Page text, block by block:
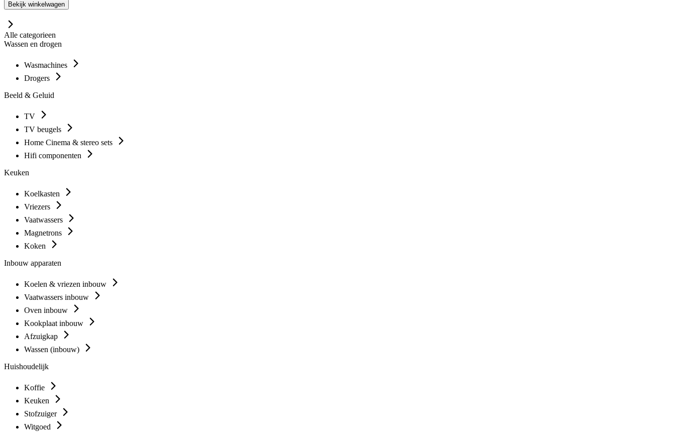
Bekijk winkelwagen
Alle categorieen
Wassen en drogen
Wasmachines
Drogers
Beeld & Geluid
TV
TV beugels
Home Cinema & stereo sets
Hifi componenten
Keuken
Koelkasten
Vriezers
Vaatwassers
Magnetrons
Koken
Inbouw apparaten
Koelen & vriezen inbouw
Vaatwassers inbouw
Oven inbouw
Kookplaat inbouw
Afzuigkap
Wassen (inbouw)
Huishoudelijk
Koffie
Keuken
Stofzuiger
Witgoed